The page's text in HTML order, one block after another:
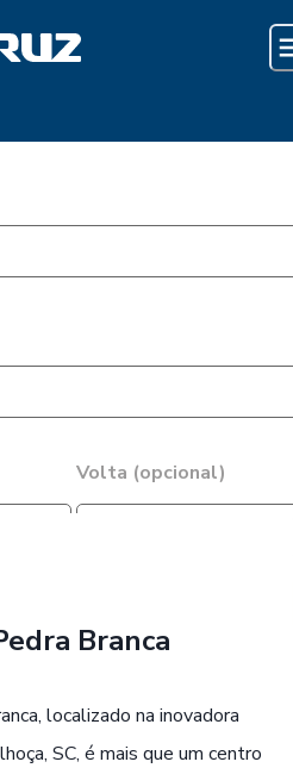
Volta (opcional)
Branca
localizado na inovadora
SC, é mais que um centro